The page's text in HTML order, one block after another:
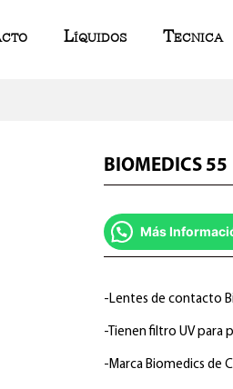
Líquidos Tecnica
BIOMEDICS 55
Más
-Lentes de contacto
-Tienen filtro UV para
-Marca Biomedics de